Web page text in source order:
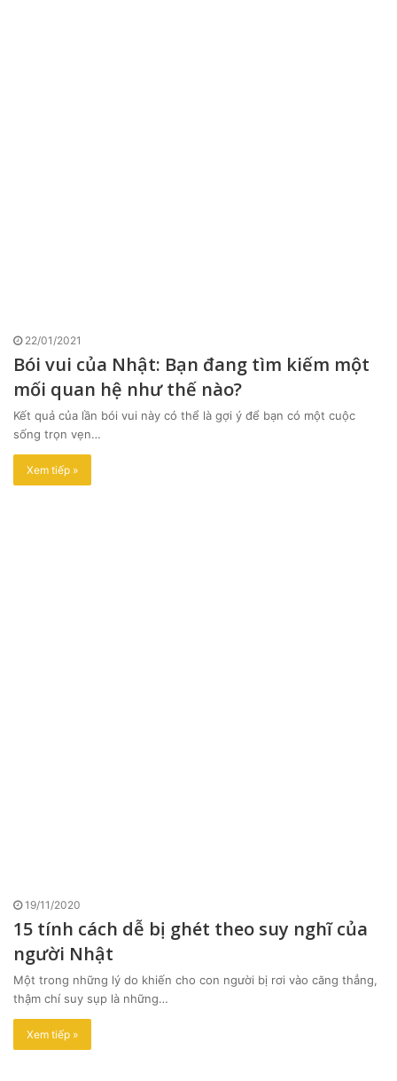
22/01/2021
Bói vui của Nhật: Bạn đang tìm kiếm một
mối quan hệ như thế nào?
Kết quả của lần bói vui này có thể là gợi ý để bạn có một cuộc
sống trọn vẹn…
Xem tiếp »
19/11/2020
15 tính cách dễ bị ghét theo suy nghĩ của
người Nhật
Một trong những lý do khiến cho con người bị rơi vào căng thẳng,
thậm chí suy sụp là những…
Xem tiếp »